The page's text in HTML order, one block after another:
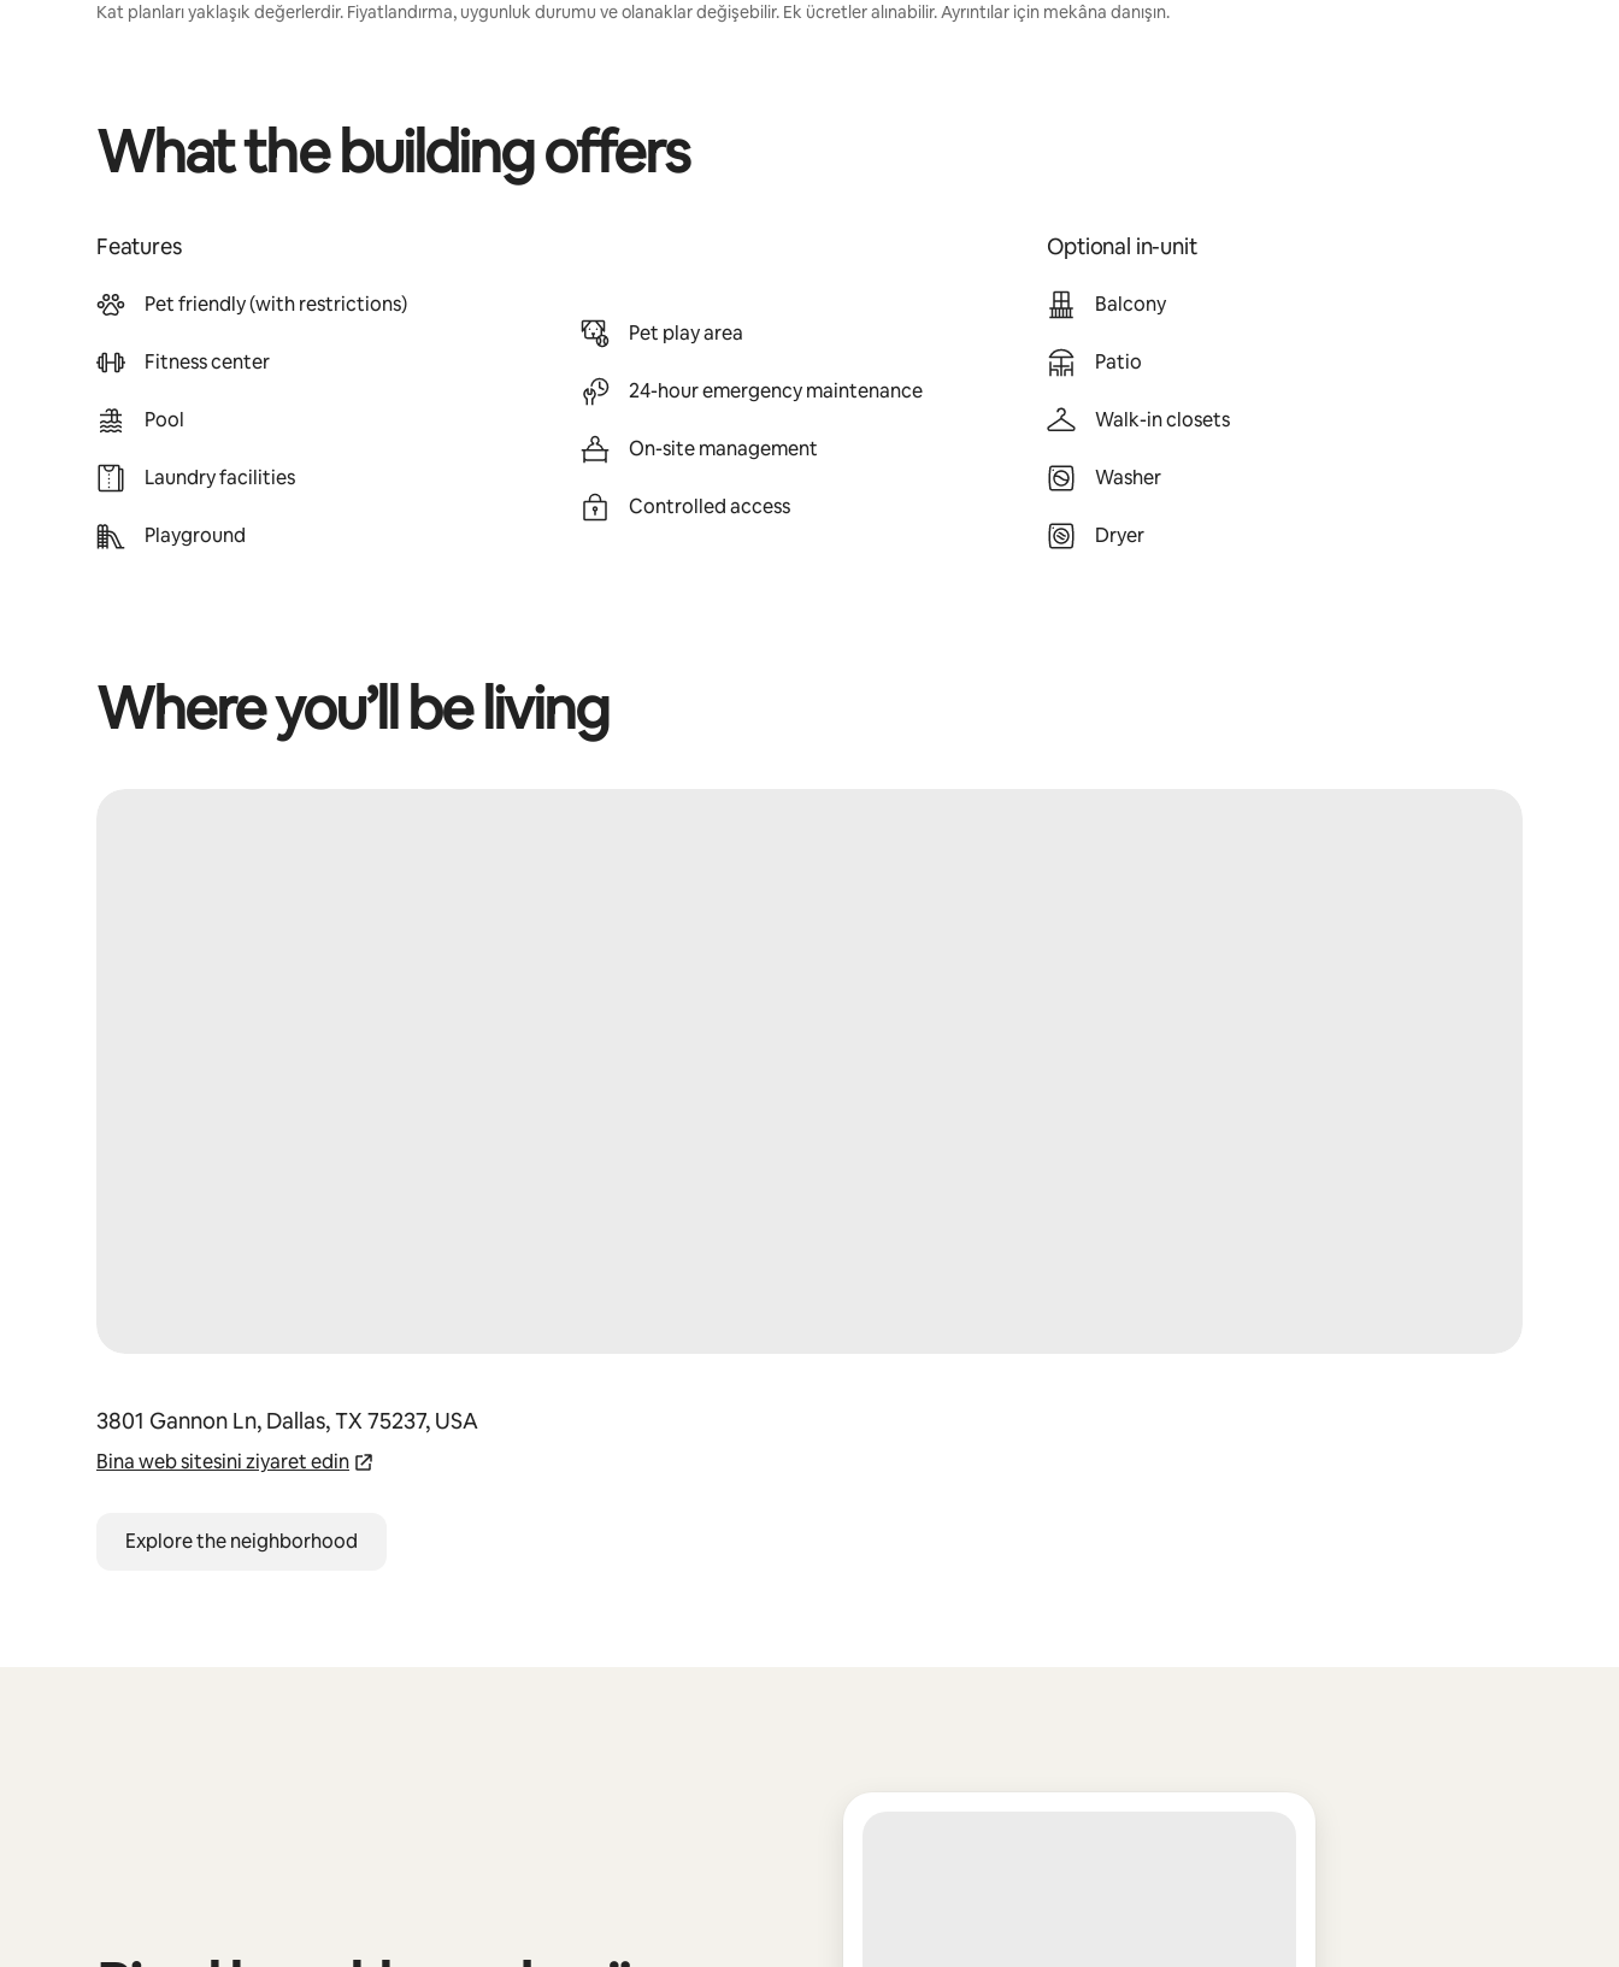
Kat planları yaklaşık değerlerdir. Fiyatlandırma, uygunluk durumu ve olanaklar değişebilir. Ek ücretler alınabilir. Ayrıntılar için mekâna danışın.
What the building offers
Features
Pet friendly (with restrictions)
Fitness center
Pool
Laundry facilities
Playground
Pet play area
24-hour emergency maintenance
On-site management
Controlled access
Optional in-unit
Balcony
Patio
Walk-in closets
Washer
Dryer
Where you’ll be living
3801 Gannon Ln, Dallas, TX 75237, USA
Bina web sitesini ziyaret edin
Explore the neighborhood